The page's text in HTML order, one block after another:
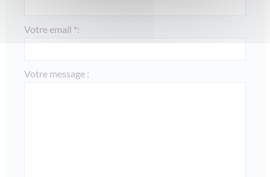
Votre email *:
Votre message :